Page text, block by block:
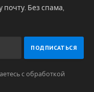
Без спама,
с обработкой